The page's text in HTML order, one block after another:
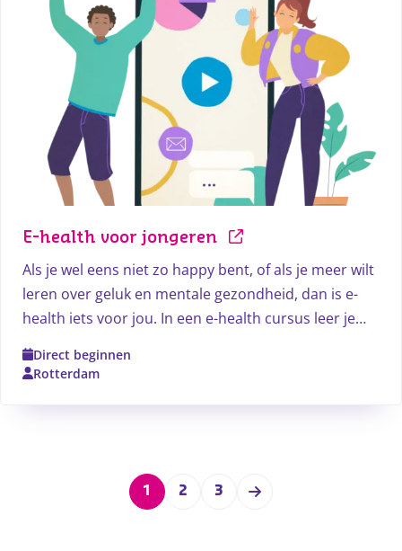
E-health voor jongeren
Als je wel eens niet zo happy bent, of als je meer wilt
leren over geluk en mentale gezondheid, dan is e-
health iets voor jou. In een e-health cursus leer je
ongelukkig maken.
Direct beginnen
Rotterdam
1 2 3